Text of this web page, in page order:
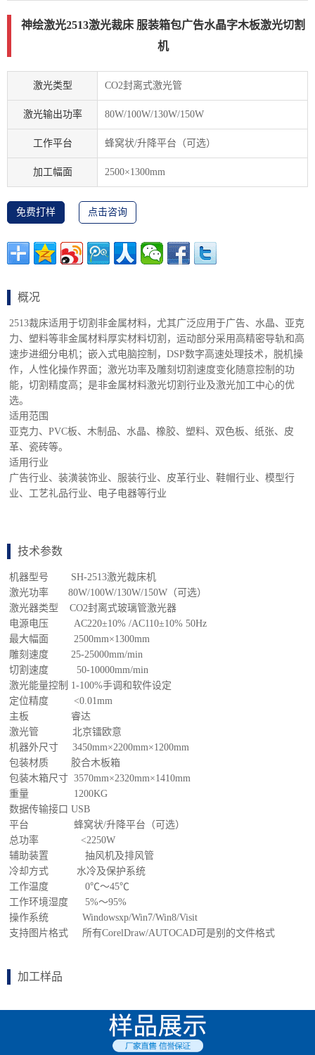
神绘激光2513激光裁床 服装箱包广告水晶字木板激光切割
机
激光类型 CO2封离式激光管
激光输出功率 80W/100W/130W/150W
工作平台 蜂窝状/升降平台（可选）
加工幅面 2500×1300mm
免费打样 点击咨询
概况
2513裁床适用于切割非金属材料，尤其广泛应用于广告、水晶、亚克
力、塑料等非金属材料厚实材料切割，运动部分采用高精密导轨和高
速步进细分电机；嵌入式电脑控制，DSP数字高速处理技术，脱机操
作，人性化操作界面；激光功率及雕刻切割速度变化随意控制的功
能，切割精度高；是非金属材料激光切割行业及激光加工中心的优
选。
适用范围
亚克力、PVC板、木制品、水晶、橡胶、塑料、双色板、纸张、皮
革、瓷砖等。
适用行业
广告行业、装潢装饰业、服装行业、皮革行业、鞋帽行业、模型行
业、工艺礼品行业、电子电器等行业
技术参数
机器型号 SH-2513激光裁床机
激光功率 80W/100W/130W/150W（可选）
激光器类型 CO2封离式玻璃管激光器
电源电压 AC220±10% /AC110±10% 50Hz
最大幅面 2500mm×1300mm
雕刻速度 25-25000mm/min
切割速度 50-10000mm/min
激光能量控制 1-100%手调和软件设定
定位精度 <0.01mm
主板 睿达
激光管 北京镭欧意
机器外尺寸 3450mm×2200mm×1200mm
包装材质 胶合木板箱
包装木箱尺寸 3570mm×2320mm×1410mm
重量 1200KG
数据传输接口 USB
平台 蜂窝状/升降平台（可选）
总功率 <2250W
辅助装置 抽风机及排风管
冷却方式 水冷及保护系统
工作温度 0℃～45℃
工作环境湿度 5%～95%
操作系统 Windowsxp/Win7/Win8/Visit
支持图片格式 所有CorelDraw/AUTOCAD可是别的文件格式
加工样品